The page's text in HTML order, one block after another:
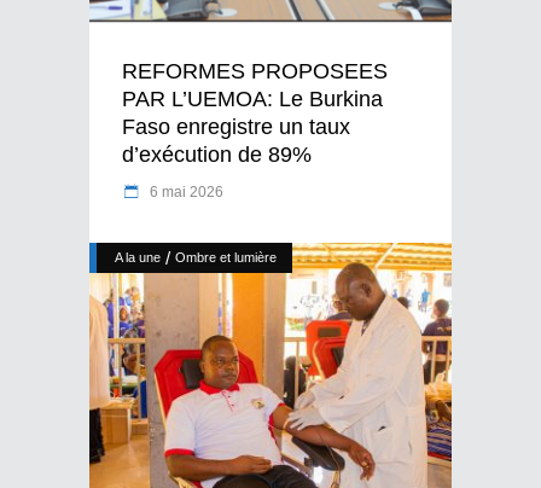
REFORMES PROPOSEES
PAR L’UEMOA: Le Burkina
Faso enregistre un taux
d’exécution de 89%
6 mai 2026
A la une / Ombre et lumière